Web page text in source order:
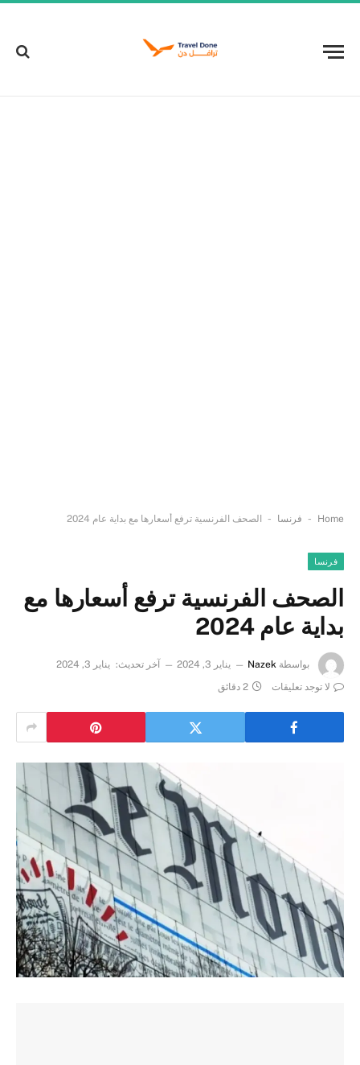
Home
- فرنسا - الصحف الفرنسية ترفع أسعارها مع بداية عام 2024
فرنسا
الصحف الفرنسية ترفع أسعارها مع
بداية عام 2024
بواسطة Nazek يناير 3, 2024 آخر تحديث: يناير 3, 2024
لا توجد تعليقات
2 دقائق